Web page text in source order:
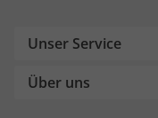
Unser Service
Über uns